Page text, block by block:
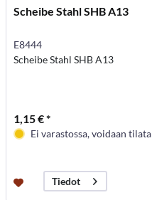
Scheibe Stahl SHB A13
E8444
Scheibe Stahl SHB A13
1,15 € *
Ei varastossa, voidaan tilata
Tiedot